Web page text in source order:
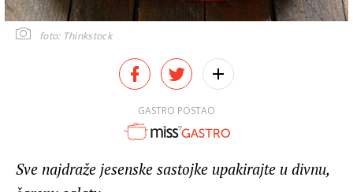
foto: Thinkstock
GASTRO POSTAO
Sve najdraže jesenske sastojke upakirajte u divnu,